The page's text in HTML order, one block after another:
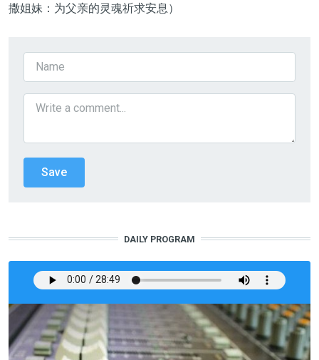
撒姐妹：为父亲的灵魂祈求安息）
DAILY PROGRAM